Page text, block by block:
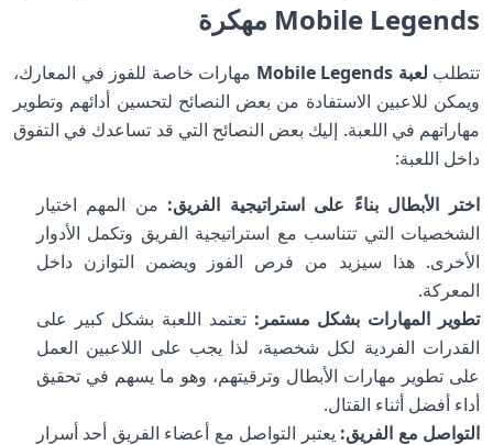
Mobile Legends مهكرة
تتطلب لعبة Mobile Legends
مهارات خاصة للفوز في المعارك،
ويمكن للاعبين الاستفادة من بعض النصائح لتحسين أدائهم وتطوير
مهاراتهم في اللعبة. إليك بعض النصائح التي قد تساعدك في التفوق
داخل اللعبة:
اختر الأبطال بناءً على استراتيجية الفريق: من المهم اختيار
الشخصيات التي تتناسب مع استراتيجية الفريق وتكمل الأدوار
الأخرى. هذا سيزيد من فرص الفوز ويضمن التوازن داخل
المعركة.
تطوير المهارات بشكل مستمر: تعتمد اللعبة بشكل كبير على
القدرات الفردية لكل شخصية، لذا يجب على اللاعبين العمل
على تطوير مهارات الأبطال وترقيتهم، وهو ما يسهم في تحقيق
أداء أفضل أثناء القتال.
التواصل مع الفريق: يعتبر التواصل مع أعضاء الفريق أحد أسرار